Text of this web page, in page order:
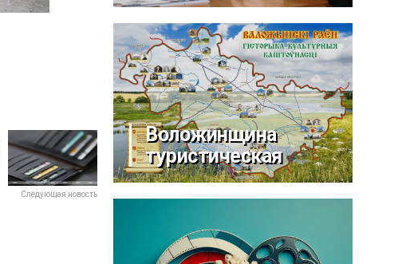
Следующая новость
Воложинщина
туристическая